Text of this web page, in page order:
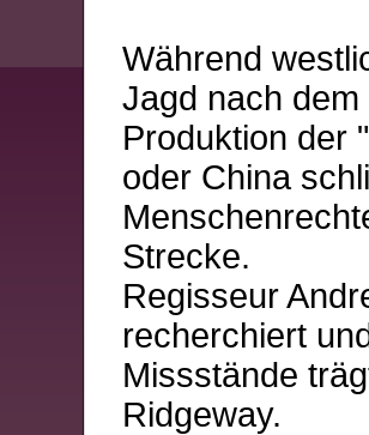
Während
Jagd nach
Produktion der
oder China
Strecke.
Regisseur
recherchiert
Missstände
Ridgeway.